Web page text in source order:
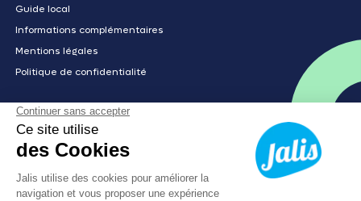
Guide local
Informations complémentaires
Mentions légales
Politique de confidentialité